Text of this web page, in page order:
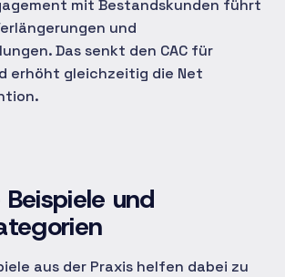
mit Bestandskunden führt
und
Das senkt den CAC für
erhöht gleichzeitig die Net
und
aus der Praxis helfen dabei zu